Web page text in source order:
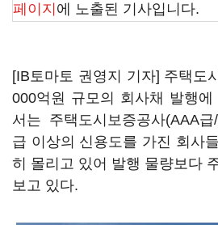
페이지 에 노출된 기사입니다.
[IB토마토 권영지 기자] 주택도
000억원 규모의 회사채 발행에
서는 주택도시보증공사(AAA
급 이상의 신용도를 가진 회사
히 몰리고 있어 발행 물량보다
보고 있다.